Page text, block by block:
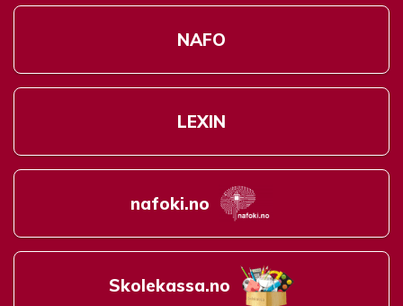
NAFO
LEXIN
nafoki.no
Skolekassa.no